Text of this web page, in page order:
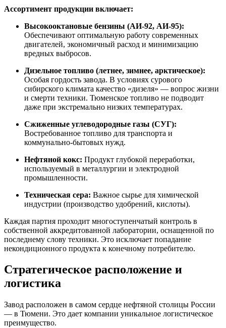
Ассортимент продукции включает:
Высокооктановые бензины (АИ-92, АИ-95):
Обеспечивают оптимальную работу современных
двигателей, экономичный расход и минимизацию
вредных выбросов.
Дизельное топливо (летнее, зимнее, арктическое):
Особая гордость завода. В условиях сурового
сибирского климата качество «дизеля» — вопрос жизни
и смерти техники. Тюменское топливо не подводит
даже при экстремально низких температурах.
Сжиженные углеводородные газы (СУГ):
Востребованное топливо для транспорта и
коммунально-бытовых нужд.
Нефтяной кокс: Продукт глубокой переработки,
используемый в металлургии и электродной
промышленности.
Техническая сера: Важное сырье для химической
индустрии (производство удобрений, кислоты).
Каждая партия проходит многоступенчатый контроль в
собственной аккредитованной лаборатории, оснащенной по
последнему слову техники. Это исключает попадание
некондиционного продукта к конечному потребителю.
Стратегическое расположение и
логистика
Завод расположен в самом сердце нефтяной столицы России
— в Тюмени. Это дает компании уникальное логистическое
преимущество.